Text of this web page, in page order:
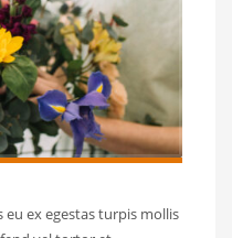
eu ex egestas turpis mollis